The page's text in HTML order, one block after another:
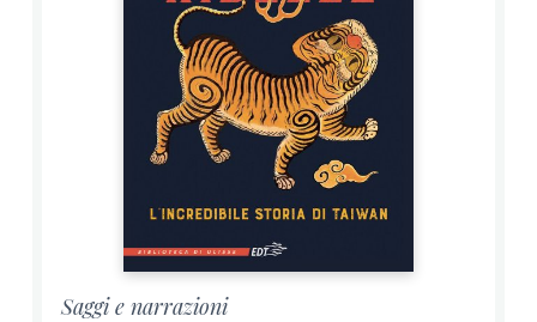
Saggi e narrazioni